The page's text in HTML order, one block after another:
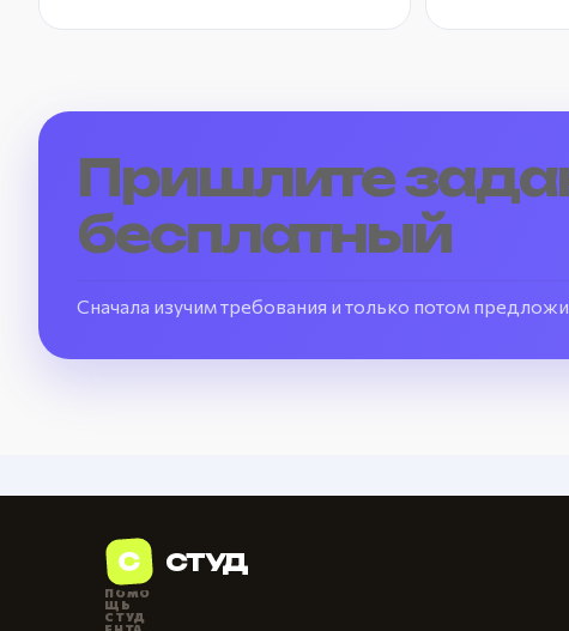
Пришлите
бесплатный
Сначала изучим требования и только потом
С СТУД
ПОМО
ЩЬ
СТУД